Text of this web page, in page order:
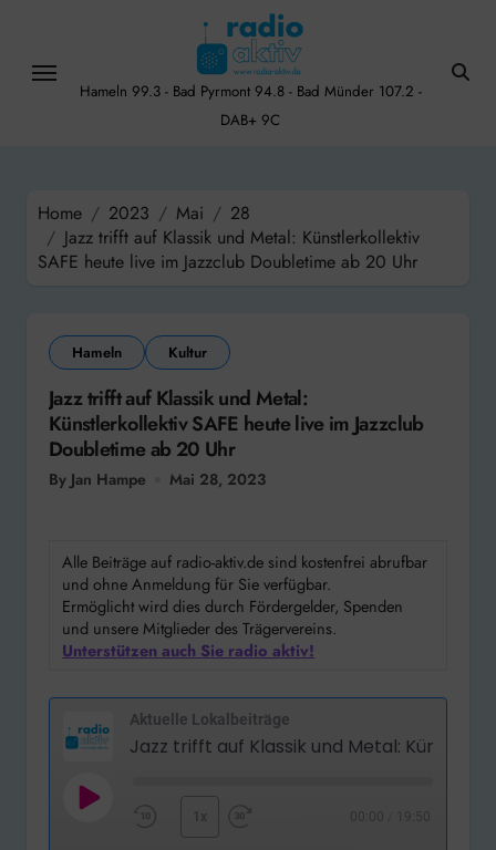
content
Hameln 99.3 - Bad Pyrmont 94.8 - Bad Münder 107.2 -
DAB+ 9C
Home 2023 Mai
28
Jazz trifft auf Klassik und Metal: Künstlerkollektiv
SAFE heute live im Jazzclub Doubletime ab 20 Uhr
Hameln Kultur
Jazz trifft auf Klassik und Metal:
Künstlerkollektiv SAFE heute live im Jazzclub
Doubletime ab 20 Uhr
By Jan Hampe Mai 28, 2023
Alle Beiträge auf radio-aktiv.de sind kostenfrei abrufbar
und ohne Anmeldung für Sie verfügbar.
Ermöglicht wird dies durch Fördergelder, Spenden
und unsere Mitglieder des Trägervereins.
Unterstützen auch Sie radio aktiv!
Aktuelle Lokalbeiträge
Play
1x 19:50